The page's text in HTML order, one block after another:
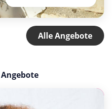
Alle Angebote